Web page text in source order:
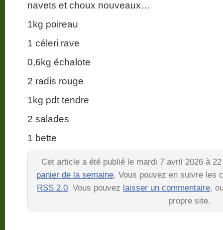
navets et choux nouveaux…
1kg poireau
1 céleri rave
0,6kg échalote
2 radis rouge
1kg pdt tendre
2 salades
1 bette
Cet article a été publié le mardi 7 avril 2026 à
panier de la semaine. Vous pouvez en suivre les
RSS 2.0. Vous pouvez laisser un commentaire,
propre site.